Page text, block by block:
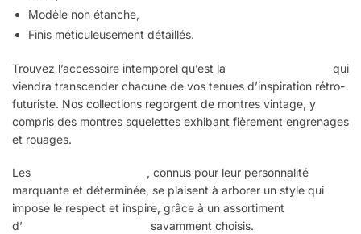
Modèle non étanche,
Finis méticuleusement détaillés.
Trouvez l’accessoire intemporel qu’est la
qui
viendra transcender chacune de vos tenues d’inspiration rétro-
futuriste. Nos collections regorgent de montres vintage, y
compris des montres squelettes exhibant fièrement engrenages
et rouages.
Les
, connus pour leur personnalité
marquante et déterminée, se plaisent à arborer un style qui
impose le respect et inspire, grâce à un assortiment
d’
savamment choisis.